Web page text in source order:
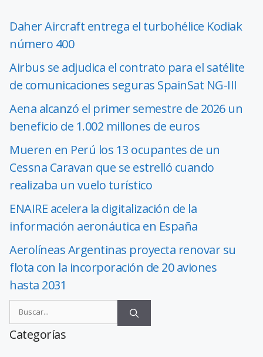
Daher Aircraft entrega el turbohélice Kodiak
número 400
Airbus se adjudica el contrato para el satélite
de comunicaciones seguras SpainSat NG-III
Aena alcanzó el primer semestre de 2026 un
beneficio de 1.002 millones de euros
Mueren en Perú los 13 ocupantes de un
Cessna Caravan que se estrelló cuando
realizaba un vuelo turístico
ENAIRE acelera la digitalización de la
información aeronáutica en España
Aerolíneas Argentinas proyecta renovar su
flota con la incorporación de 20 aviones
hasta 2031
Categorías